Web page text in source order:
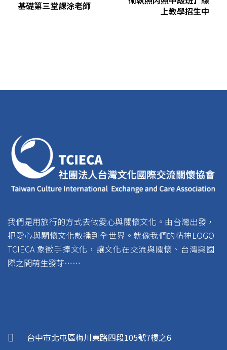
基礎第三堂課涂老師
上教學招生中
我們是用旅行的方式去做愛心與關懷文化。由台灣出發，
把愛心與關懷文化散播到全世界。就像我們的精神LOGO
TCIECA 象徵手捧文化，讓文化在交流與關懷、台灣與國
際之間萌生發芽……
台中市北屯區梅川東路四段105號7樓之6